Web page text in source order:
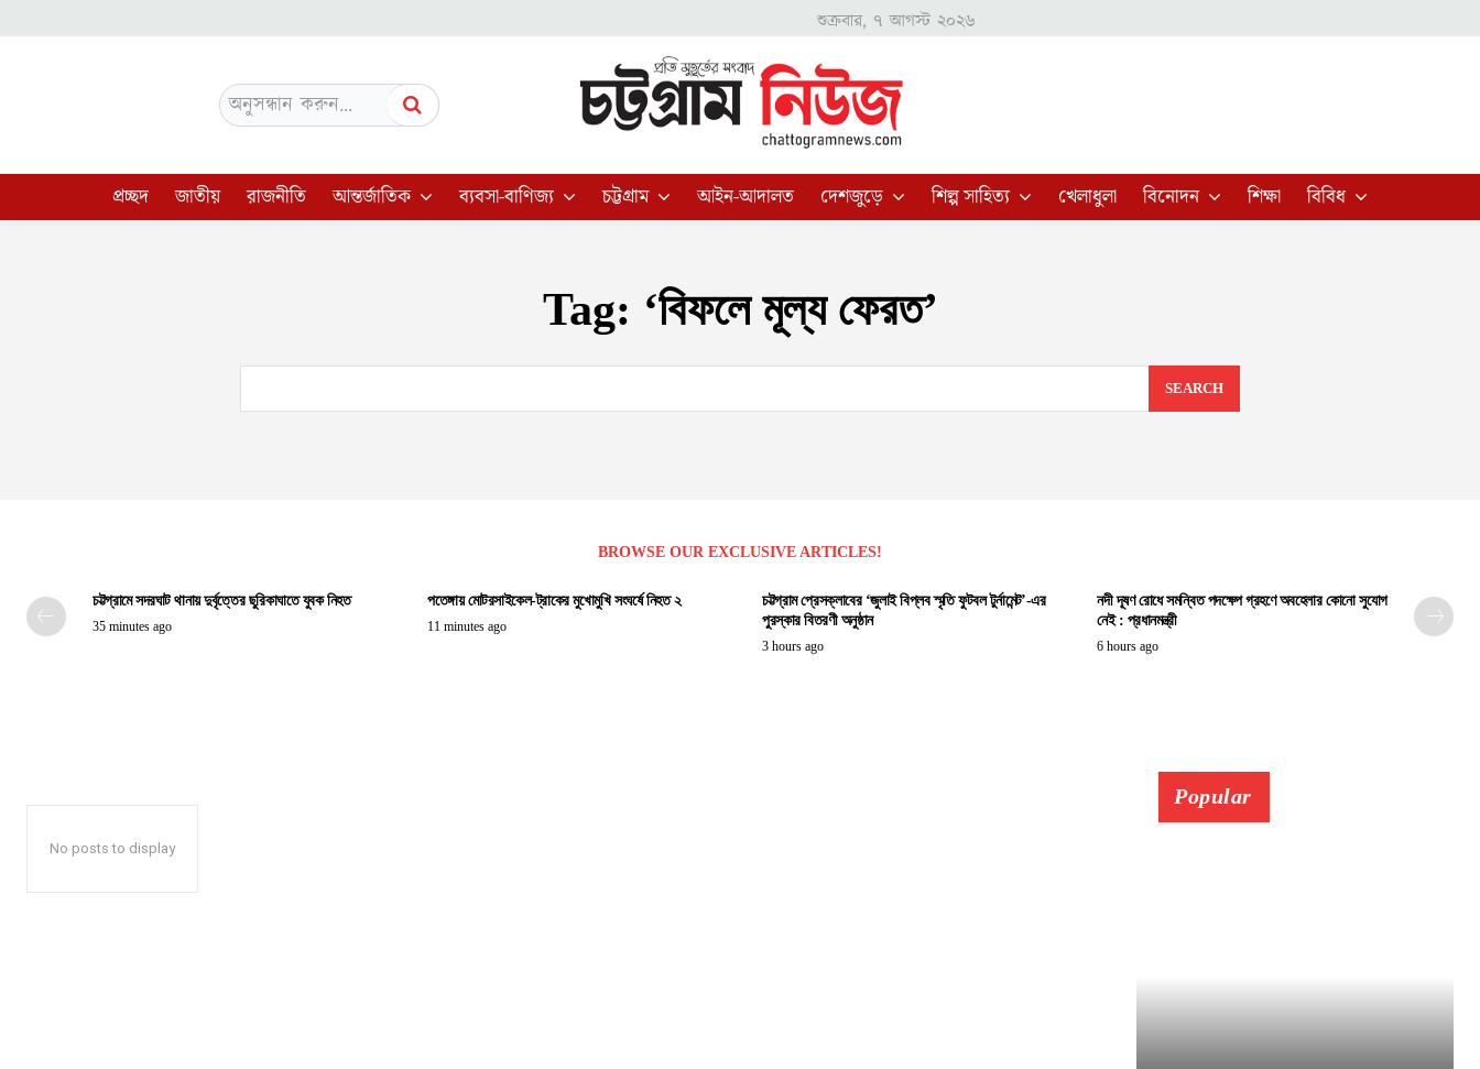
শুক্রবার, ৭ আগস্ট ২০২৬
অনুসন্ধান করুন...
প্রচ্ছদ জাতীয় রাজনীতি আন্তর্জাতিক ব্যবসা-বাণিজ্য চট্টগ্রাম আইন-আদালত দেশজুড়ে শিল্প সাহিত্য খেলাধুলা বিনোদন শিক্ষা বিবিধ
Tag: ‘বিফলে মূল্য ফেরত’
SEARCH
BROWSE OUR EXCLUSIVE ARTICLES!
চট্টগ্রামে সদরঘাট থানায় দুর্বৃত্তের ছুরিকাঘাতে যুবক নিহত
35 minutes ago
পতেঙ্গায় মোটরসাইকেল-ট্রাকের মুখোমুখি সংঘর্ষে নিহত ২
11 minutes ago
চট্টগ্রাম প্রেসক্লাবের ‘জুলাই বিপ্লব স্মৃতি ফুটবল টুর্নামেন্ট’-এর
পুরস্কার বিতরণী অনুষ্ঠান
3 hours ago
নদী দূষণ রোধে সমন্বিত পদক্ষেপ গ্রহণে অবহেলার কোনো সুযোগ
নেই : প্রধানমন্ত্রী
6 hours ago
No posts to display
Popular